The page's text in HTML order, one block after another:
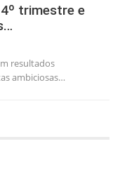
trimestre e
resultados
ambiciosas…